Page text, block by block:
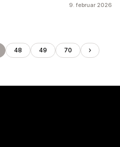
9. februar 2026
48 49 70